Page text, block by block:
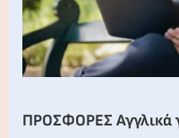
ΠΡΟΣΦΟΡΕΣ Αγγλικά